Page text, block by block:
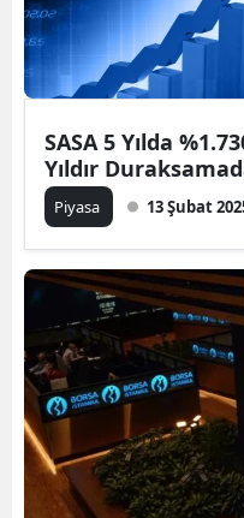
SASA 5 Yılda
Yıldır
Piyasa 13 Şubat